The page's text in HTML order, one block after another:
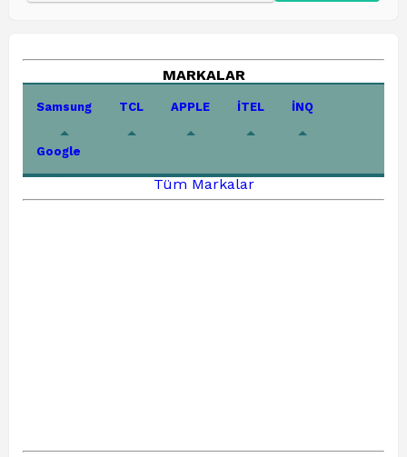
MARKALAR
Samsung TCL APPLE İTEL İNQ
Google
Tüm Markalar